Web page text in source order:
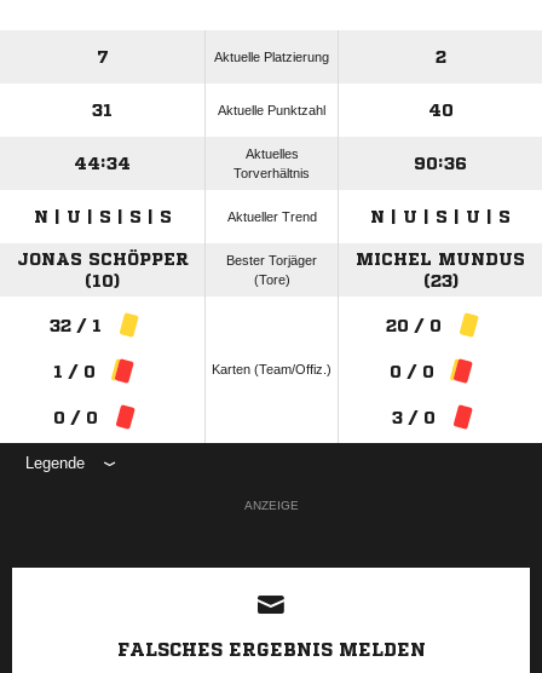
7 Aktuelle Platzierung 2
31 Aktuelle Punktzahl 40
44:34
Aktuelles
Torverhältnis
90:36
N | U | S | S | S Aktueller Trend N | U | S | U | S
JONAS SCHÖPPER
(10)
Bester Torjäger
(Tore)
MICHEL MUNDUS
(23)
32 / 1
1 / 0
0 / 0
Karten (Team/Offiz.)
20 / 0
0 / 0
3 / 0
Legende
ANZEIGE
FALSCHES ERGEBNIS MELDEN